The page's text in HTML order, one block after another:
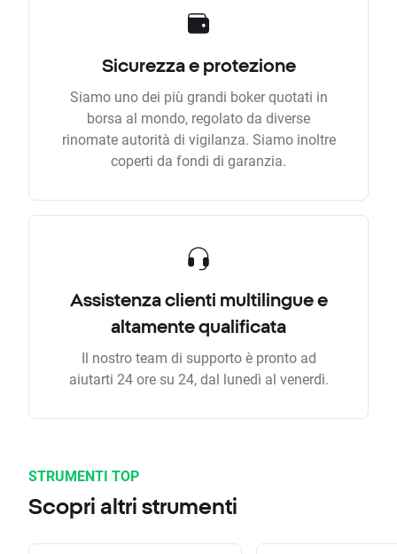
Sicurezza e protezione
Siamo uno dei più grandi boker quotati in
borsa al mondo, regolato da diverse
rinomate autorità di vigilanza. Siamo inoltre
coperti da fondi di garanzia.
Assistenza clienti multilingue e
altamente qualificata
Il nostro team di supporto è pronto ad
aiutarti 24 ore su 24, dal lunedì al venerdì.
STRUMENTI TOP
Scopri altri strumenti